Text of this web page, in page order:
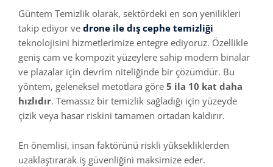
Güntem Temizlik olarak, sektördeki en son yenilikleri
takip ediyor ve drone ile dış cephe temizliği
teknolojisini hizmetlerimize entegre ediyoruz. Özellikle
geniş cam ve kompozit yüzeylere sahip modern binalar
ve plazalar için devrim niteliğinde bir çözümdür. Bu
yöntem, geleneksel metotlara göre 5 ila 10 kat daha
hızlıdır. Temassız bir temizlik sağladığı için yüzeyde
çizik veya hasar riskini tamamen ortadan kaldırır.
En önemlisi, insan faktörünü riskli yüksekliklerden
uzaklaştırarak iş güvenliğini maksimize eder.